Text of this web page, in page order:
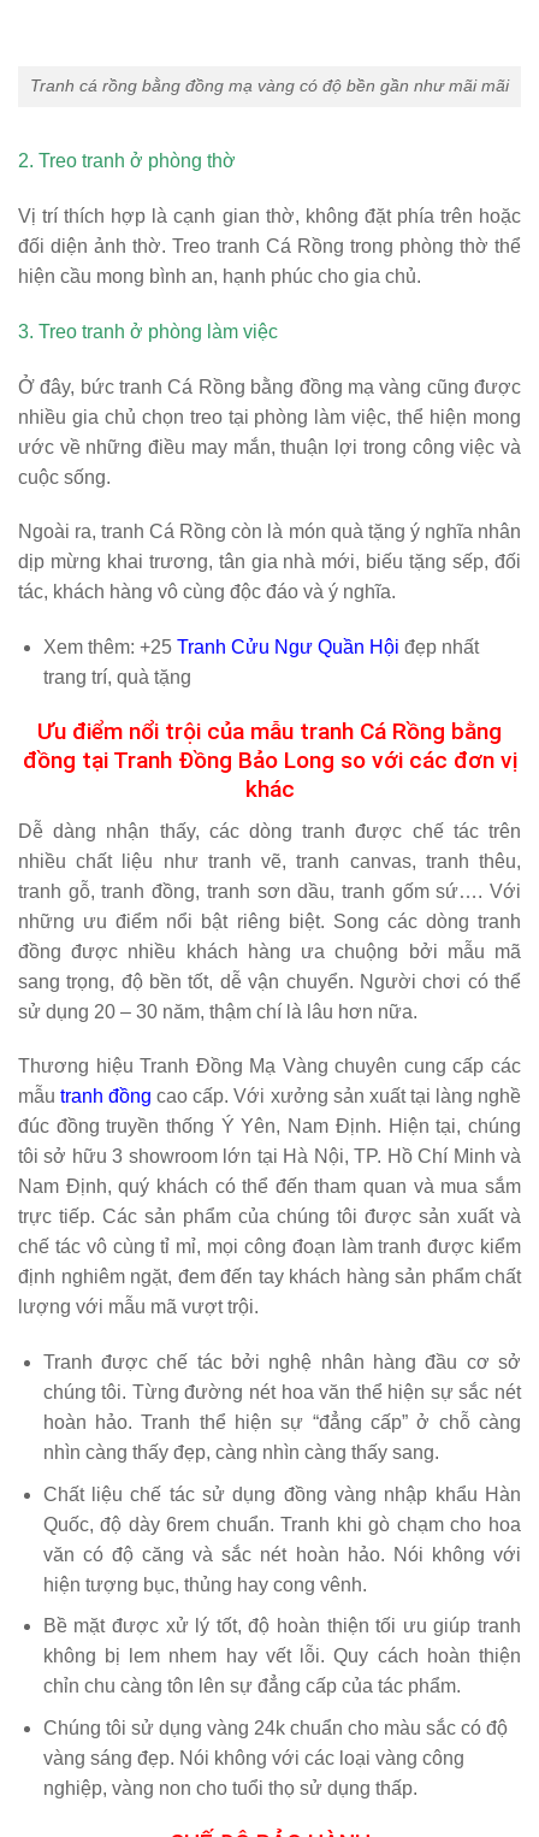
2. Treo tranh ở phòng thờ
đối diện ảnh thờ. Treo tranh Cá Rồng trong phòng thờ thể
hiện cầu mong bình an, hạnh phúc cho gia chủ.
3. Treo tranh ở phòng làm việc
nhiều gia chủ chọn treo tại phòng làm việc, thể hiện mong
ước về những điều may mắn, thuận lợi trong công việc và
cuộc sống.
Ngoài ra, tranh Cá Rồng còn là món quà tặng ý nghĩa nhân
dịp mừng khai trương, tân gia nhà mới, biếu tặng sếp, đối
tác, khách hàng vô cùng độc đáo và ý nghĩa.
Xem thêm:+25Tranh Cửu Ngư Quần Hội đẹp nhất
trang trí, quà tặng
Ưu điểm nổi trội của mẫu tranh Cá Rồng bằng
đồng tại Tranh Đồng Bảo Long so với các đơn vị
khác
Dễ dàng nhận thấy, các dòng tranh được chế tác trên
nhiều chất liệu như tranh vẽ, tranh canvas, tranh thêu,
tranh gỗ, tranh đồng, tranh sơn dầu, tranh gốm sứ…. Với
những ưu điểm nổi bật riêng biệt. Song các dòng tranh
đồng được nhiều khách hàng ưa chuộng bởi mẫu mã
sang trọng, độ bền tốt, dễ vận chuyển. Người chơi có thể
sử dụng 20 – 30 năm, thậm chí là lâu hơn nữa.
Thương hiệu Tranh Đồng Mạ Vàng chuyên cung cấp các
mẫutranh đồngcao cấp. Với xưởng sản xuất tại làng nghề
đúc đồng truyền thống Ý Yên, Nam Định. Hiện tại, chúng
tôi sở hữu 3 showroom lớn tại Hà Nội, TP. Hồ Chí Minh và
Nam Định, quý khách có thể đến tham quan và mua sắm
trực tiếp. Các sản phẩm của chúng tôi được sản xuất và
chế tác vô cùng tỉ mỉ, mọi công đoạn làm tranh được kiểm
định nghiêm ngặt, đem đến tay khách hàng sản phẩm chất
lượng với mẫu mã vượt trội.
Tranh được chế tác bởi nghệ nhân hàng đầu cơ sở
chúng tôi. Từng đường nét hoa văn thể hiện sự sắc nét
hoàn hảo. Tranh thể hiện sự “đẳng cấp” ở chỗ càng
nhìn càng thấy đẹp, càng nhìn càng thấy sang.
Chất liệu chế tác sử dụng đồng vàng nhập khẩu Hàn
Quốc, độ dày 6rem chuẩn. Tranh khi gò chạm cho hoa
văn có độ căng và sắc nét hoàn hảo. Nói không với
hiện tượng bục, thủng hay cong vênh.
Bề mặt được xử lý tốt, độ hoàn thiện tối ưu giúp tranh
không bị lem nhem hay vết lỗi. Quy cách hoàn thiện
chỉn chu càng tôn lên sự đẳng cấp của tác phẩm.
Chúng tôi sử dụng vàng 24k chuẩn cho màu sắc có độ
vàng sáng đẹp. Nói không với các loại vàng công
nghiệp, vàng non cho tuổi thọ sử dụng thấp.
CHẾ ĐỘ BẢO HÀNH